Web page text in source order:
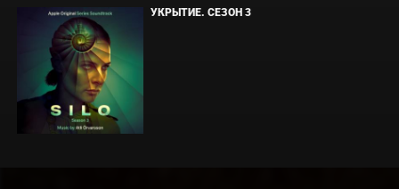
УКРЫТИЕ. СЕЗОН 3